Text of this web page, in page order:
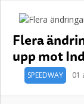
Flera
upp mot
SPEEDWAY 01